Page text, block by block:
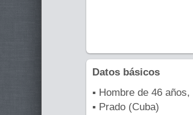
Datos básicos
▪ Hombre de 46
▪ Prado (Cuba)